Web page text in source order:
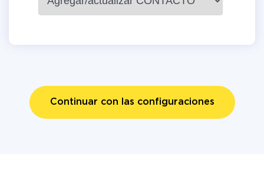
Continuar con las configuraciones